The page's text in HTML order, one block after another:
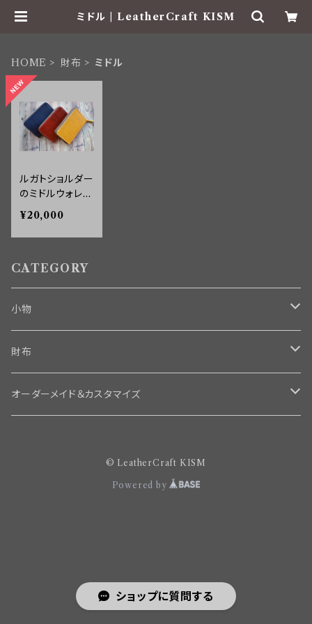
ミドル | LeatherCraft KISM
HOME 財布 ミドル
ルガトショルダー
のミドルウォレッ
ト
¥20,000
CATEGORY
小物
名刺入れ
カメラ小物
財布
ロング
オーダーメイド＆カスタマイズ
© LeatherCraft KISM
Powered by
ショップに質問する